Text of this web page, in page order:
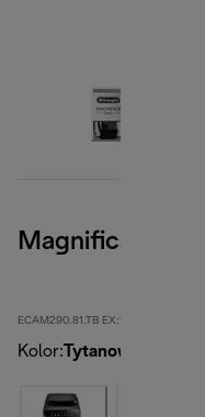
Magnifica Evo
ECAM290.81.TB EX:1
Kolor: Tytanowy